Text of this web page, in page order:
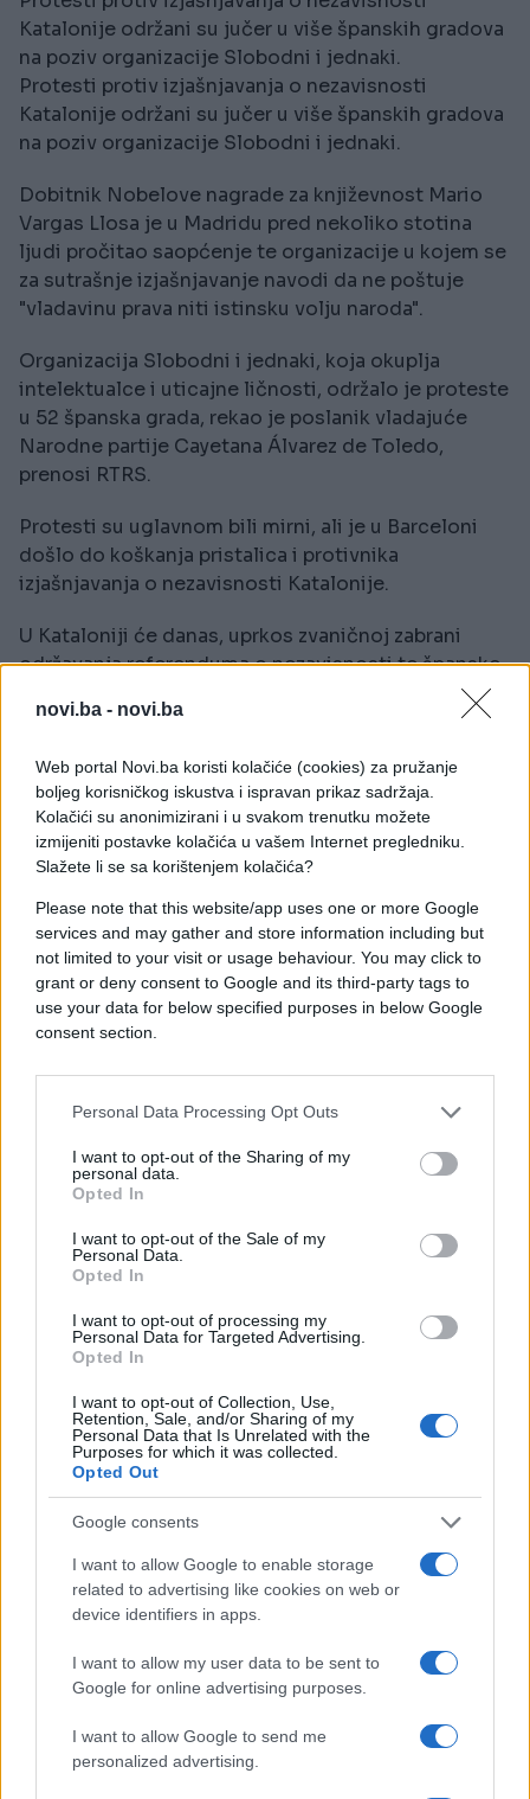
novi.ba - novi.ba
Web portal Novi.ba koristi kolačiće (cookies) za pružanje
boljeg korisničkog iskustva i ispravan prikaz sadržaja.
Kolačići su anonimizirani i u svakom trenutku možete
izmijeniti postavke kolačića u vašem Internet pregledniku.
Slažete li se sa korištenjem kolačića?
Please note that this website/app uses one or more Google
services and may gather and store information including but
not limited to your visit or usage behaviour. You may click to
grant or deny consent to Google and its third-party tags to
use your data for below specified purposes in below Google
consent section.
Personal Data Processing Opt Outs
I want to opt-out of the Sharing of my
personal data.
Opted In
I want to opt-out of the Sale of my
Personal Data.
Opted In
I want to opt-out of processing my
Personal Data for Targeted Advertising.
Opted In
I want to opt-out of Collection, Use,
Retention, Sale, and/or Sharing of my
Personal Data that Is Unrelated with the
Purposes for which it was collected.
Opted Out
Google consents
I want to allow Google to enable storage
related to advertising like cookies on web or
device identifiers in apps.
I want to allow my user data to be sent to
Google for online advertising purposes.
I want to allow Google to send me
personalized advertising.
Katalonije održani su jučer u više španskih gradova
na poziv organizacije Slobodni i jednaki.
Protesti protiv izjašnjavanja o nezavisnosti
Katalonije održani su jučer u više španskih gradova
na poziv organizacije Slobodni i jednaki.
Dobitnik Nobelove nagrade za književnost Mario
Vargas Llosa je u Madridu pred nekoliko stotina
ljudi pročitao saopćenje te organizacije u kojem se
za sutrašnje izjašnjavanje navodi da ne poštuje
"vladavinu prava niti istinsku volju naroda".
Organizacija Slobodni i jednaki, koja okuplja
intelektualce i uticajne ličnosti, održalo je proteste
u 52 španska grada, rekao je poslanik vladajuće
Narodne partije Cayetana Álvarez de Toledo,
prenosi RTRS.
Protesti su uglavnom bili mirni, ali je u Barceloni
došlo do koškanja pristalica i protivnika
izjašnjavanja o nezavisnosti Katalonije.
U Kataloniji će danas, uprkos zvaničnoj zabrani
održavanja referenduma o nezavisnosti te španske
pokrajine, biti održano neobavezujuće glasanje
koje neće biti zakonski priznato.
Na poziv katalonske vlade Artura Masa, 5.4 miliona
od ukupno 7.5 miliona stanovnika Katalonije,
pozvano je da odgovori na dva pitanja - "Da li želite
da Katalonija bude država? Ako želite, da li ta
Ustavni sud Španije je u dva navrata zabranio
održavanje referenduma, uz ocjenu da pokrajine ne
mogu da organizuju glasanje čiji bi rezultat uticao
na cio španski narod.